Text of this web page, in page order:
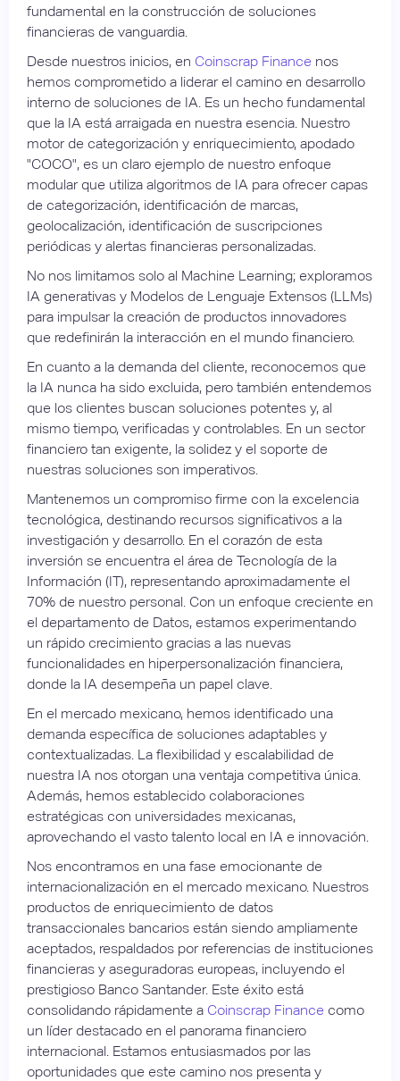
fundamental en la construcción de soluciones
financieras de vanguardia.
Desde nuestros inicios, en Coinscrap Finance nos
hemos comprometido a liderar el camino en desarrollo
interno de soluciones de IA. Es un hecho fundamental
que la IA está arraigada en nuestra esencia. Nuestro
motor de categorización y enriquecimiento, apodado
"COCO", es un claro ejemplo de nuestro enfoque
modular que utiliza algoritmos de IA para ofrecer capas
de categorización, identificación de marcas,
geolocalización, identificación de suscripciones
periódicas y alertas financieras personalizadas.
No nos limitamos solo al Machine Learning; exploramos
IA generativas y Modelos de Lenguaje Extensos (LLMs)
para impulsar la creación de productos innovadores
que redefinirán la interacción en el mundo financiero.
En cuanto a la demanda del cliente, reconocemos que
la IA nunca ha sido excluida, pero también entendemos
que los clientes buscan soluciones potentes y, al
mismo tiempo, verificadas y controlables. En un sector
financiero tan exigente, la solidez y el soporte de
nuestras soluciones son imperativos.
Mantenemos un compromiso firme con la excelencia
tecnológica, destinando recursos significativos a la
investigación y desarrollo. En el corazón de esta
inversión se encuentra el área de Tecnología de la
Información (IT), representando aproximadamente el
70% de nuestro personal. Con un enfoque creciente en
el departamento de Datos, estamos experimentando
un rápido crecimiento gracias a las nuevas
funcionalidades en hiperpersonalización financiera,
donde la IA desempeña un papel clave.
En el mercado mexicano, hemos identificado una
demanda específica de soluciones adaptables y
contextualizadas. La flexibilidad y escalabilidad de
nuestra IA nos otorgan una ventaja competitiva única.
Además, hemos establecido colaboraciones
estratégicas con universidades mexicanas,
aprovechando el vasto talento local en IA e innovación.
Nos encontramos en una fase emocionante de
internacionalización en el mercado mexicano. Nuestros
productos de enriquecimiento de datos
transaccionales bancarios están siendo ampliamente
aceptados, respaldados por referencias de instituciones
financieras y aseguradoras europeas, incluyendo el
prestigioso Banco Santander. Este éxito está
consolidando rápidamente a Coinscrap Finance como
un líder destacado en el panorama financiero
internacional. Estamos entusiasmados por las
oportunidades que este camino nos presenta y